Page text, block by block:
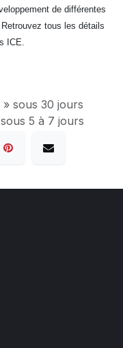
de différentes
tous les détails
ICE.
sous 30 jours
5 à 7 jours